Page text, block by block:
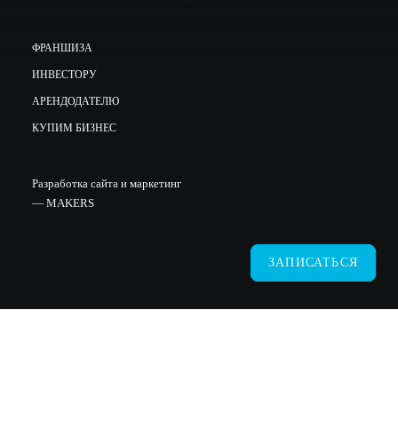
ФРАНШИЗА
ИНВЕСТОРУ
АРЕНДОДАТЕЛЮ
КУПИМ БИЗНЕС
Разработка сайта и маркетинг
— MAKERS
ЗАПИСАТЬСЯ